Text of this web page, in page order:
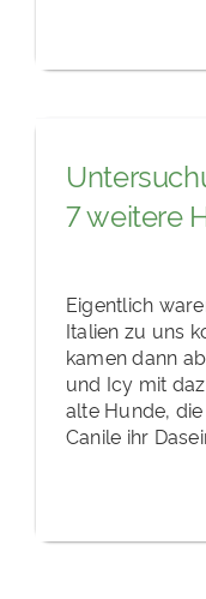
7 weitere
Eigentlich
Italien zu uns
kamen dann
und Icy mit
alte Hunde,
Canile ihr